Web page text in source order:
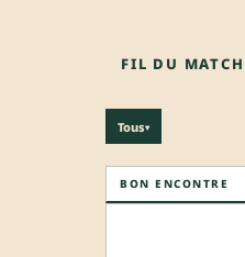
FIL DU MATCH
Tous▾
BON ENCONTRE